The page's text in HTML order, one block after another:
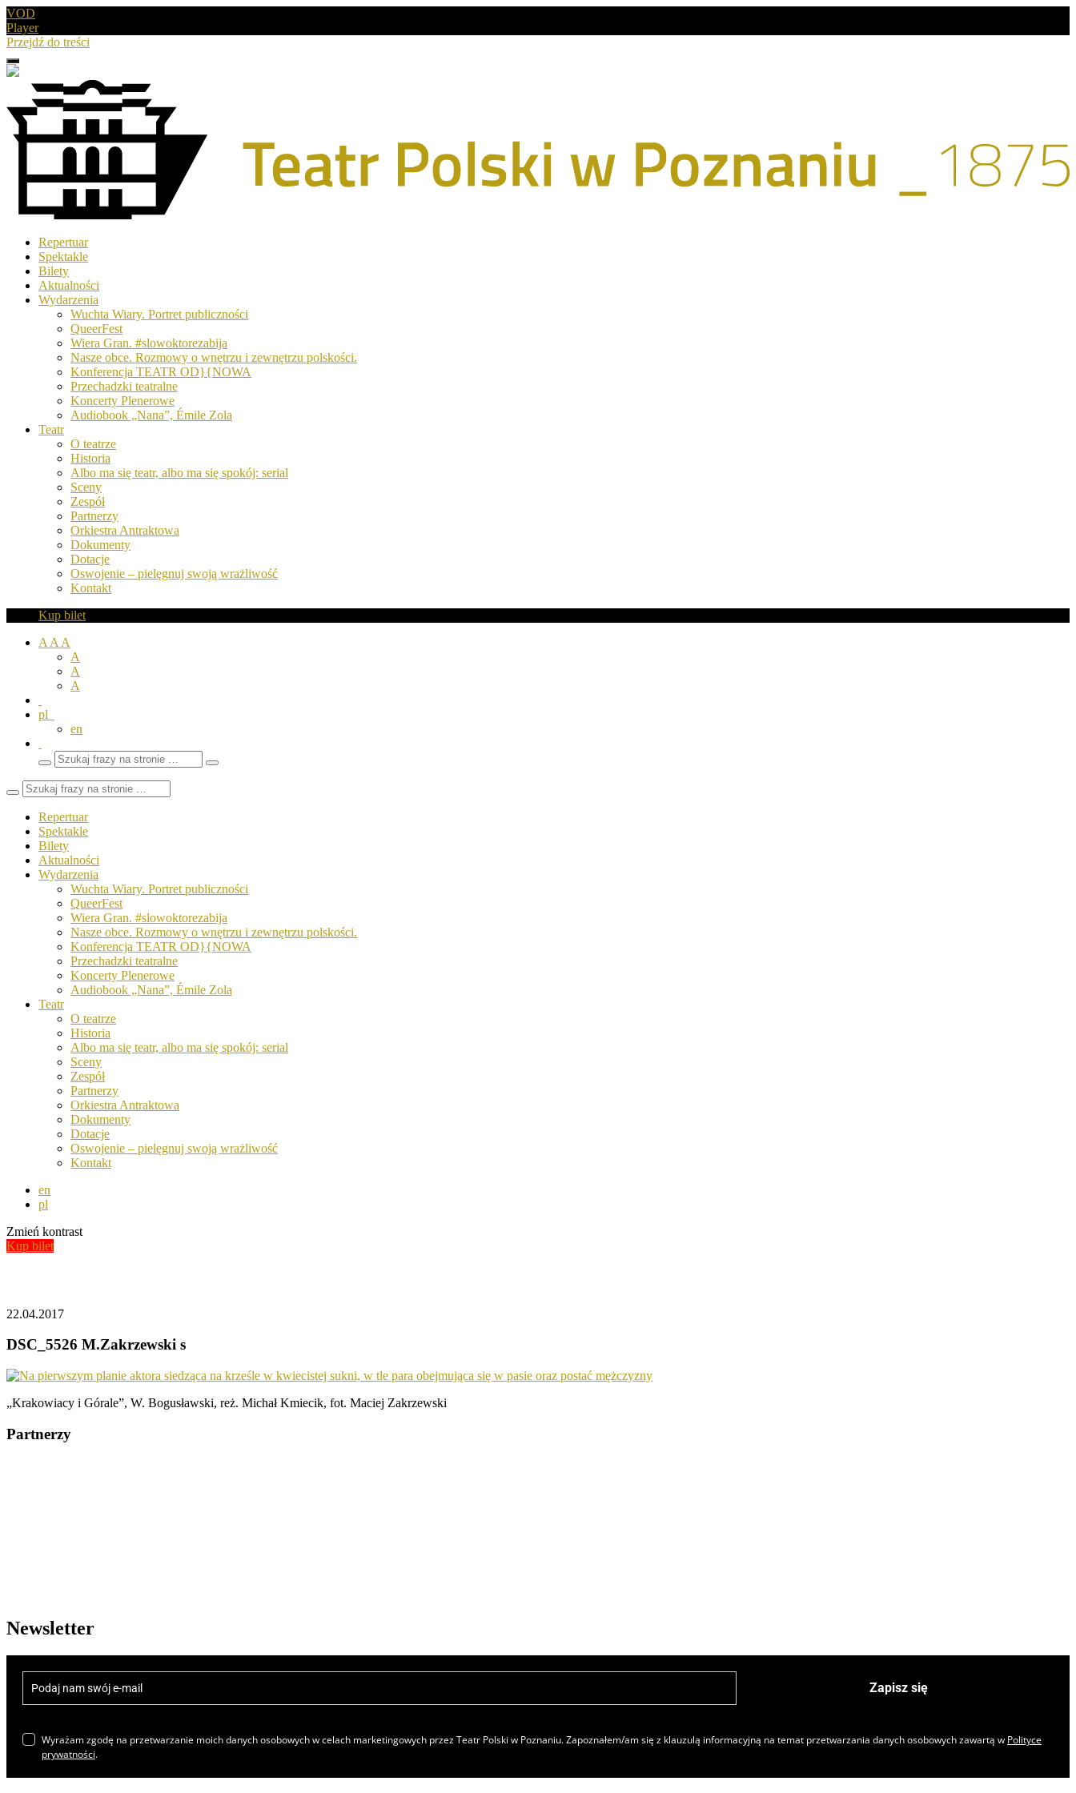
VOD
Player
Przejdź do treści
Menu
Drugie
Teatr
Polski
Poznaniu
Repertuar
Spektakle
Bilety
Aktualności
Wydarzenia
Wuchta Wiary. Portret publiczności
QueerFest
Wiera Gran. #slowoktorezabija
Nasze obce. Rozmowy o wnętrzu i zewnętrzu polskości.
Konferencja TEATR OD}{NOWA
Przechadzki teatralne
Koncerty Plenerowe
Audiobook „Nana”, Émile Zola
Teatr
O teatrze
Historia
Albo ma się teatr, albo ma się spokój: serial
Sceny
Zespół
Partnerzy
Orkiestra Antraktowa
Dokumenty
Dotacje
Oswojenie – pielęgnuj swoją wrażliwość
Kontakt
Kup bilet
A A A
A
A
A
pl
en
Wyszukaj
frazy
Zamknij
Repertuar
Spektakle
Bilety
Aktualności
Wydarzenia
Wuchta Wiary. Portret publiczności
QueerFest
Wiera Gran. #slowoktorezabija
Nasze obce. Rozmowy o wnętrzu i zewnętrzu polskości.
Konferencja TEATR OD}{NOWA
Przechadzki teatralne
Koncerty Plenerowe
Audiobook „Nana”, Émile Zola
Teatr
O teatrze
Historia
Albo ma się teatr, albo ma się spokój: serial
Sceny
Zespół
Partnerzy
Orkiestra Antraktowa
Dokumenty
Dotacje
Oswojenie – pielęgnuj swoją wrażliwość
Kontakt
en
pl
Zmień kontrast
Kup bilet
22.04.2017
DSC_5526 M.Zakrzewski s
„Krakowiacy i Górale”, W. Bogusławski, reż. Michał Kmiecik, fot. Maciej Zakrzewski
Partnerzy
Newsletter
Zapisz się
Wyrażam zgodę na przetwarzanie moich danych osobowych w celach marketingowych przez Teatr Polski w Poznaniu. Zapoznałem/am się z klauzulą informacyjną na temat przetwarzania danych osobowych zawartą w Polityce
prywatności.